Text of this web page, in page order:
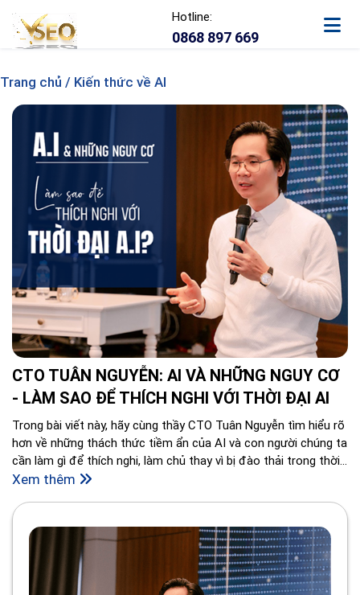
Hotline:
0868 897 669
Trang chủ / Kiến thức về AI
CTO TUÂN NGUYỄN: AI VÀ NHỮNG NGUY CƠ
- LÀM SAO ĐỂ THÍCH NGHI VỚI THỜI ĐẠI AI
Trong bài viết này, hãy cùng thầy CTO Tuân Nguyễn tìm hiểu rõ
hơn về những thách thức tiềm ẩn của AI và con người chúng ta
cần làm gì để thích nghi, làm chủ thay vì bị đào thải trong thời
đại mới.
Xem thêm